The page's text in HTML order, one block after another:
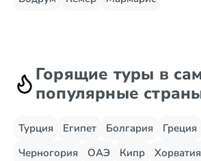
Горящие туры в
популярные
Турция Египет Болгария Греция
Черногория
ОАЭ Кипр Хорватия